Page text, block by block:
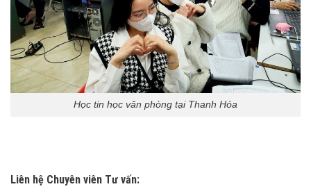
Học tin học văn phòng tại Thanh Hóa
Liên hệ Chuyên viên Tư vấn: